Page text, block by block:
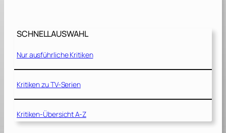
D
r
W
e
n
d
SCHNELLAUSWAHL
Nur ausführliche Kritiken
Kritiken zu TV-Serien
Kritiken-Übersicht A-Z